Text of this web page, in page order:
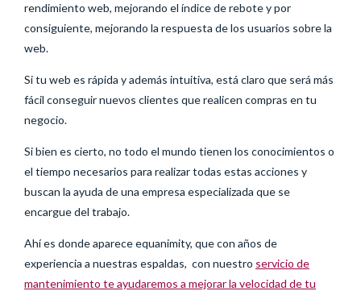
rendimiento web, mejorando el índice de rebote y por
consiguiente, mejorando la respuesta de los usuarios sobre la
web.
Si tu web es rápida y además intuitiva, está claro que será más
fácil conseguir nuevos clientes que realicen compras en tu
negocio.
Si bien es cierto, no todo el mundo tienen los conocimientos o
el tiempo necesarios para realizar todas estas acciones y
buscan la ayuda de una empresa especializada que se
encargue del trabajo.
Ahí es donde aparece equanimity, que con años de
experiencia a nuestras espaldas, con nuestro servicio de
mantenimiento te ayudaremos a mejorar la velocidad de tu